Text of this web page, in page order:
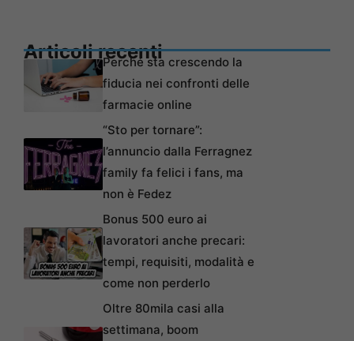
Articoli recentiPerché sta crescendo la
fiducia nei confronti delle
farmacie online
“Sto per tornare”:
l’annuncio dalla Ferragnez
family fa felici i fans, ma
non è Fedez
Bonus 500 euro ai
lavoratori anche precari:
tempi, requisiti, modalità e
come non perderlo
Oltre 80mila casi alla
settimana, boom